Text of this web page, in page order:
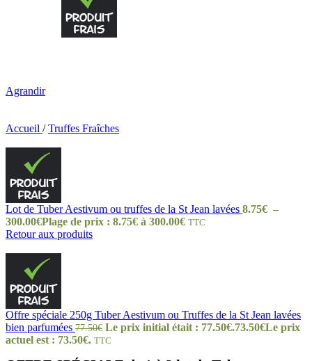
Agrandir
Accueil / Truffes Fraîches
Lot de Tuber Aestivum ou truffes de la St Jean lavées 8.75€ –
300.00€Plage de prix : 8.75€ à 300.00€ TTC
Retour aux produits
Offre spéciale 250g Tuber Aestivum ou Truffes de la St Jean lavées
bien parfumées 77.50€ Le prix initial était : 77.50€.73.50€Le prix
actuel est : 73.50€. TTC